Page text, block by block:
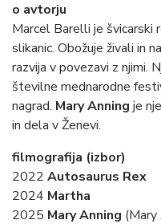
o avtorju
Marcel Barelli je švicarski
slikanic. Obožuje živali in
razvija v povezavi z njimi.
številne mednarodne
nagrad. Mary Anning je
in dela v Ženevi.
filmografija (izbor)
2022 Autosaurus Rex
2024 Martha
2025 Mary Anning (Mary